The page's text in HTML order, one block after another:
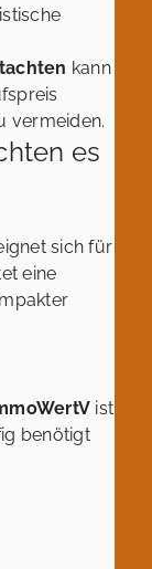
kann
vermeiden.
es
sich für
eine
ist
benötigt